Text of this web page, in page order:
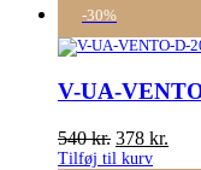
-30%
V-UA-
540kr. 378 kr.
Tilføj til kurv